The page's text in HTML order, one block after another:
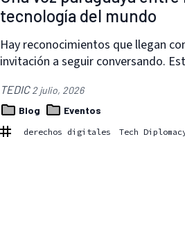
tecnología del mundo
Hay reconocimientos que llegan
invitación a seguir conversando.
TEDIC2 julio, 2026
Blog
Eventos
derechos digitales Tech